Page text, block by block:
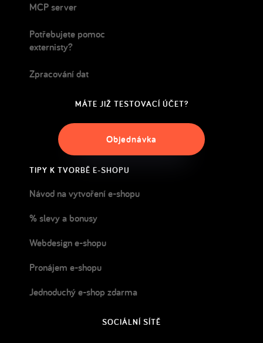
MCP server
Potřebujete pomoc
externisty?
Zpracování dat
MÁTE JIŽ TESTOVACÍ ÚČET?
Objednávka
TIPY K TVORBĚ E-SHOPU
Návod na vytvoření e-shopu
% slevy a bonusy
Webdesign e-shopu
Pronájem e-shopu
Jednoduchý e-shop zdarma
SOCIÁLNÍ SÍTĚ